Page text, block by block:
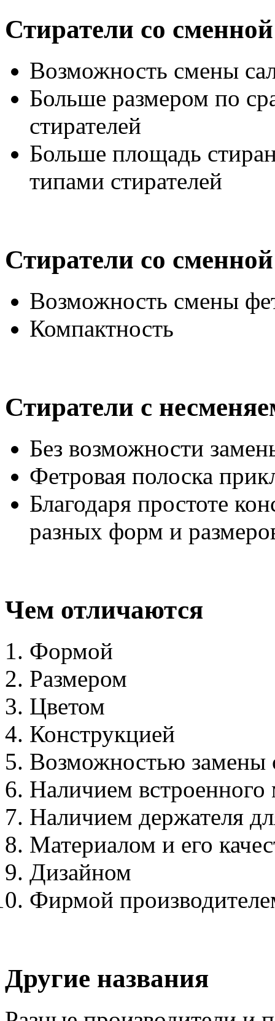
Стиратели со
Возможность смены
Больше размером по
стирателей
Больше площадь
типами стирателей
Стиратели со
Возможность смены
Компактность
Стиратели с
Без возможности
Фетровая полоска
Благодаря простоте
разных форм и
Чем отличаются
Формой
Размером
Цветом
Конструкцией
Возможностью замены
Наличием встроенного
Наличием держателя
Материалом и его
Дизайном
Фирмой
Другие названия